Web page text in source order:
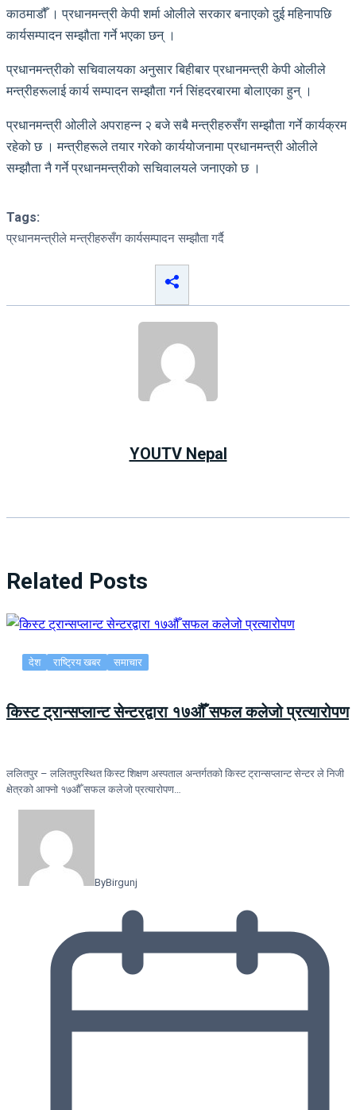
काठमाडौँ । प्रधानमन्त्री केपी शर्मा ओलीले सरकार बनाएको दुई महिनापछि
कार्यसम्पादन सम्झौता गर्ने भएका छन् ।
प्रधानमन्त्रीको सचिवालयका अनुसार बिहीबार प्रधानमन्त्री केपी ओलीले
मन्त्रीहरूलाई कार्य सम्पादन सम्झौता गर्न सिंहदरबारमा बोलाएका हुन् ।
प्रधानमन्त्री ओलीले अपराहन्न २ बजे सबै मन्त्रीहरुसँग सम्झौता गर्ने कार्यक्रम
रहेको छ । मन्त्रीहरूले तयार गरेको कार्ययोजनामा प्रधानमन्त्री ओलीले
सम्झौता नै गर्ने प्रधानमन्त्रीको सचिवालयले जनाएको छ ।
Tags:
प्रधानमन्त्रीले मन्त्रीहरुसँग कार्यसम्पादन सम्झौता गर्दै
YOUTV Nepal
Related Posts
देश राष्ट्रिय खबर समाचार
किस्ट ट्रान्सप्लान्ट सेन्टरद्वारा १७औँ सफल कलेजो प्रत्यारोपण
ललितपुर – ललितपुरस्थित किस्ट शिक्षण अस्पताल अन्तर्गतको किस्ट ट्रान्सप्लान्ट सेन्टर ले निजी
क्षेत्रको आफ्नो १७औँ सफल कलेजो प्रत्यारोपण…
ByBirgunj